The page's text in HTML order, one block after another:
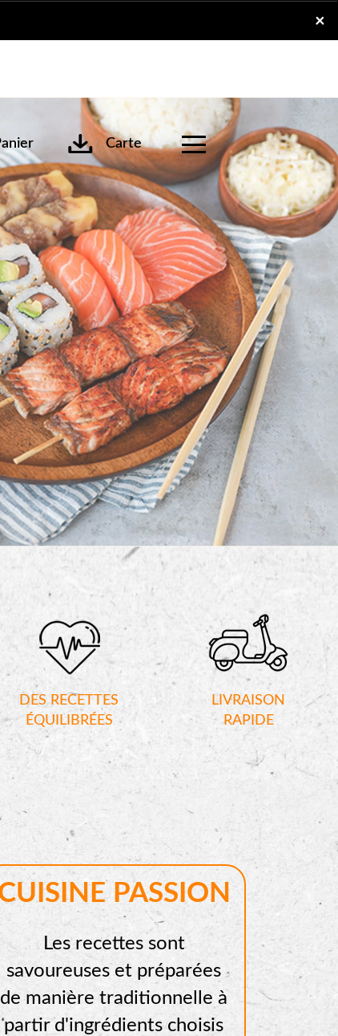
×
Carte
x
DES RECETTES
ÉQUILIBRÉES
LIVRAISON
RAPIDE
PASSION
Les recettes sont
savoureuses et préparées
de manière traditionnelle à
partir d'ingrédients choisis